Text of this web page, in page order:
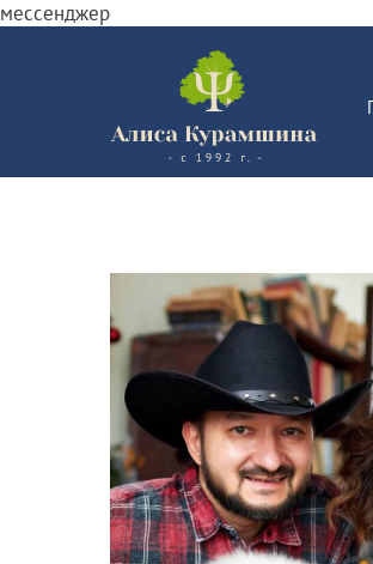
мессенджер